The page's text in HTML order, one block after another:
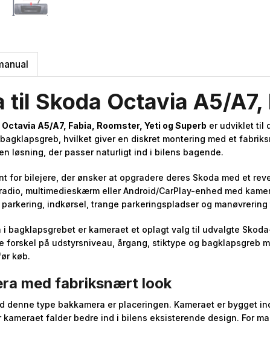
til Skoda Octavia A5/
A5/A7, Fabia, Roomster, Yeti og Superb er udviklet til
hvilket giver en diskret montering med et
løsning, der passer naturligt ind i bilens bagende.
for bilejere, der ønsker at opgradere deres Skoda med et
multimedieskærm eller Android/CarPlay-enhed med
indkørsel, trange parkeringspladser og
bagklapsgrebet er kameraet et oplagt valg til udvalgte
forskel på udstyrsniveau, årgang, stiktype og
køb.
med fabriksnært look
denne type bakkamera er placeringen. Kameraet er bygget
kameraet falder bedre ind i bilens eksisterende design. For